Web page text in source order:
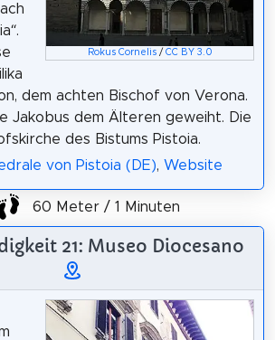
Rokus Cornelis/ CC BY 3.0
dem achten Bischof von Verona.
Jakobus dem Älteren geweiht. Die
des Bistums Pistoia.
von Pistoia (DE), Website
60 Meter / 1 Minuten
21: Museo Diocesano